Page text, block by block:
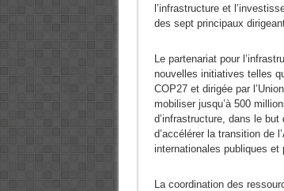
l’infrastructure et
des sept principaux
Le partenariat pour
nouvelles initiatives telles
COP27 et dirigée par
mobiliser jusqu’à 500
d’infrastructure, dans le but
d’accélérer la transition de
internationales publiques et
La coordination des